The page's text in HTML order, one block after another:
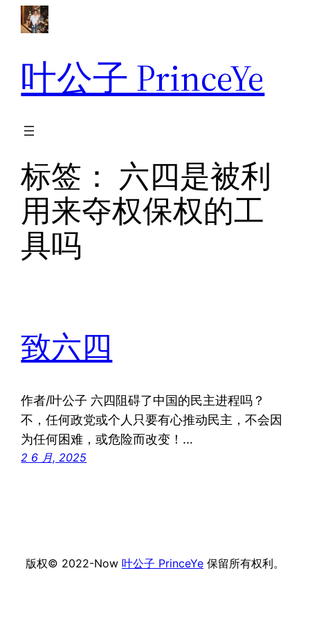
叶公子 PrinceYe
标签： 六四是被利
用来夺权保权的工
具吗
致六四
作者/叶公子 六四阻碍了中国的民主进程吗？
不，任何政党或个人只要有心推动民主，不会因
为任何困难，或危险而改变！…
2 6 月, 2025
版权© 2022-Now 叶公子 PrinceYe 保留所有权利。